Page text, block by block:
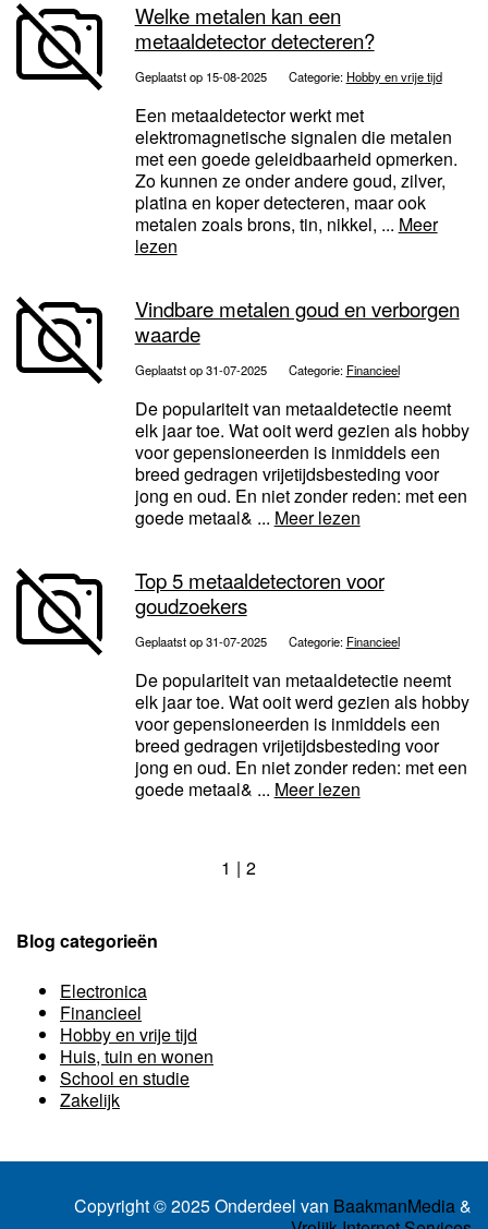
Welke metalen kan een
metaaldetector detecteren?
Geplaatst op 15-08-2025 Categorie: Hobby en vrije tijd
Een metaaldetector werkt met
elektromagnetische signalen die metalen
met een goede geleidbaarheid opmerken.
Zo kunnen ze onder andere goud, zilver,
platina en koper detecteren, maar ook
metalen zoals brons, tin, nikkel, ... Meer
lezen
Vindbare metalen goud en verborgen
waarde
Geplaatst op 31-07-2025 Categorie: Financieel
De populariteit van metaaldetectie neemt
elk jaar toe. Wat ooit werd gezien als hobby
voor gepensioneerden is inmiddels een
breed gedragen vrijetijdsbesteding voor
jong en oud. En niet zonder reden: met een
goede metaal& ... Meer lezen
Top 5 metaal­detectoren voor
goudzoekers
Geplaatst op 31-07-2025 Categorie: Financieel
De populariteit van metaaldetectie neemt
elk jaar toe. Wat ooit werd gezien als hobby
voor gepensioneerden is inmiddels een
breed gedragen vrijetijdsbesteding voor
jong en oud. En niet zonder reden: met een
goede metaal& ... Meer lezen
1 2
Blog categorieën
Electronica
Financieel
Hobby en vrije tijd
Huis, tuin en wonen
School en studie
Zakelijk
Copyright © 2025 Onderdeel van BaakmanMedia&